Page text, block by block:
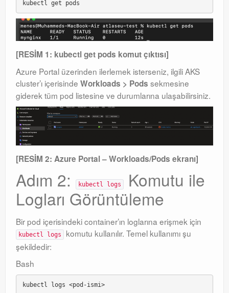
[RESİM 1: kubectl get pods komut çıktısı]
Azure Portal üzerinden ilerlemek isterseniz, ilgili AKS
cluster’ı içerisinde Workloads > Pods sekmesine
giderek tüm pod listesine ve durumlarına ulaşabilirsiniz.
[RESİM 2: Azure Portal – Workloads/Pods ekranı]
Adım 2: kubectl logs
Komutu ile
Logları Görüntüleme
Bir pod içerisindeki container’ın loglarına erişmek için
kubectl logs
komutu kullanılır. Temel kullanımı şu
şekildedir:
Bash
kubectl logs <pod-ismi>